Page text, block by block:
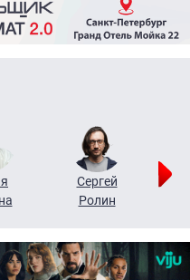
Сергей
Ролин